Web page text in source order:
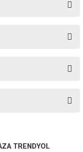
tarafımıza
TRENDYOL